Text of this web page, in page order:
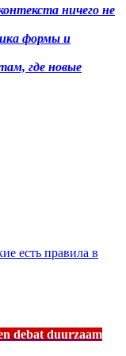
ничего не
формы и
где новые
есть правила в
debat duurzaam